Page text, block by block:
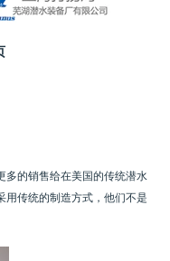
多的销售给在美国的传统潜水
用传统的制造方式，他们不是